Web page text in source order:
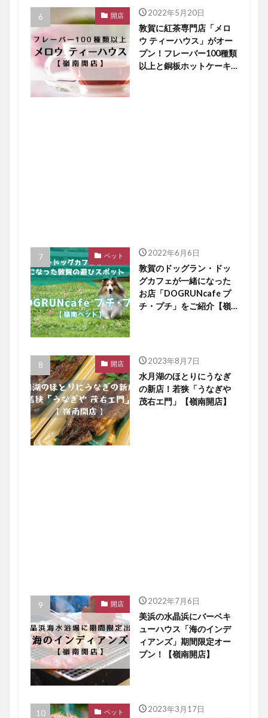
開店 2022年5月20日
敦賀に紅茶専門店「メロ
ウ ティーハウス」がオー
プン！フレーバー100種類
以上と銅板ホットケーキ
ペット 2022年6月6日
敦賀のドッグラン・ドッ
グカフェが一緒になった
お店「DOGRUNcafe プ
チ・プチ」をご紹介【嶺
開店 2023年8月7日
水月湖のほとりにうなぎ
の新店！若狭「うなぎや
茂右エ門」【嶺南開店】
開店 2022年7月6日
美浜の水晶浜にバーベキ
ューハウス「海のインデ
ィアンズ」期間限定オー
プン！【嶺南開店】
ペット 2023年3月17日